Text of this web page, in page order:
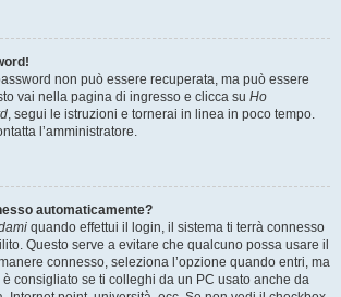
non può essere recuperata, ma può essere
vai nella pagina di ingresso e clicca su Ho
, segui le istruzioni e tornerai in linea in poco tempo.
l’amministratore.
automaticamente?
quando effettui il login, il sistema ti terrà connesso
Questo serve a evitare che qualcuno possa usare il
connesso, seleziona l’opzione quando entri, ma
consigliato se ti colleghi da un PC usato anche da